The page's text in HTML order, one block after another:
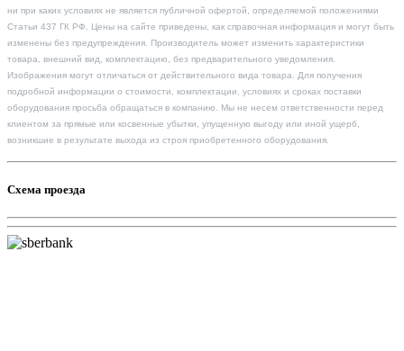
ни при каких условиях не является публичной офертой, определяемой положениями
Статьи 437 ГК РФ. Цены на сайте приведены, как справочная информация и могут быть
изменены без предупреждения. Производитель может изменить характеристики
товара, внешний вид, комплектацию, без предварительного уведомления.
Изображения могут отличаться от действительного вида товара. Для получения
подробной информации о стоимости, комплектации, условиях и сроках поставки
оборудования просьба обращаться в компанию. Мы не несем ответственности перед
клиентом за прямые или косвенные убытки, упущенную выгоду или иной ущерб,
возникшие в результате выхода из строя приобретенного оборудования.
Схема проезда